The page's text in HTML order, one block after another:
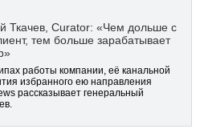
Ткачев, Curator: «Чем дольше с
тем больше зарабатывает
работы компании, её канальной
избранного ею направления
рассказывает генеральный